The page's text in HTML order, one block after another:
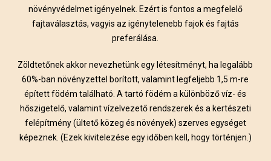
növényvédelmet igényelnek. Ezért is fontos a megfelelő
fajtaválasztás, vagyis az igénytelenebb fajok és fajtás
preferálása.
Zöldtetőnek akkor nevezhetünk egy létesítményt, ha legalább
60%-ban növényzettel borított, valamint legfeljebb 1,5 m-re
épített födém található. A tartó födém a különböző víz- és
hőszigetelő, valamint vízelvezető rendszerek és a kertészeti
felépítmény (ültető közeg és növények) szerves egységet
képeznek. (Ezek kivitelezése egy időben kell, hogy történjen.)